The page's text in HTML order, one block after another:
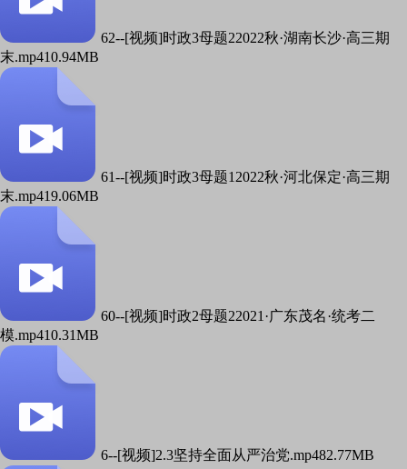
62--[视频]时政3母题22022秋·湖南长沙·高三期
末.mp410.94MB
61--[视频]时政3母题12022秋·河北保定·高三期
末.mp419.06MB
60--[视频]时政2母题22021·广东茂名·统考二
模.mp410.31MB
6--[视频]2.3坚持全面从严治党.mp482.77MB